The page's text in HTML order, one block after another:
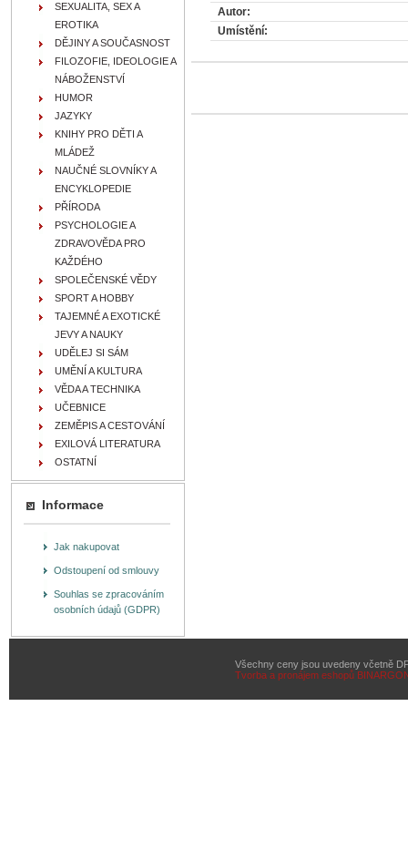
Autor:
Umístění:
SEXUALITA, SEX A
EROTIKA
DĚJINY A SOUČASNOST
FILOZOFIE, IDEOLOGIE A
NÁBOŽENSTVÍ
HUMOR
JAZYKY
KNIHY PRO DĚTI A
MLÁDEŽ
NAUČNÉ SLOVNÍKY A
ENCYKLOPEDIE
PŘÍRODA
PSYCHOLOGIE A
ZDRAVOVĚDA PRO
KAŽDÉHO
SPOLEČENSKÉ VĚDY
SPORT A HOBBY
TAJEMNÉ A EXOTICKÉ
JEVY A NAUKY
UDĚLEJ SI SÁM
UMĚNÍ A KULTURA
VĚDA A TECHNIKA
UČEBNICE
ZEMĚPIS A CESTOVÁNÍ
EXILOVÁ LITERATURA
OSTATNÍ
Informace
Jak nakupovat
Odstoupení od smlouvy
Souhlas se zpracováním
osobních údajů (GDPR)
Všechny ceny jsou uvedeny včetně
Tvorba a pronájem eshopů